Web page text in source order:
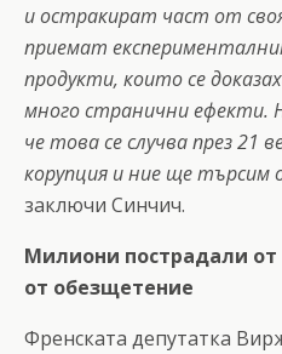
и остракират част от
приемат
продукти, които се
много странични ефекти.
че това се случва през 21
корупция и ние ще
заключи Синчич.
Милиони пострадали от
от обезщетение
Френската депутатка